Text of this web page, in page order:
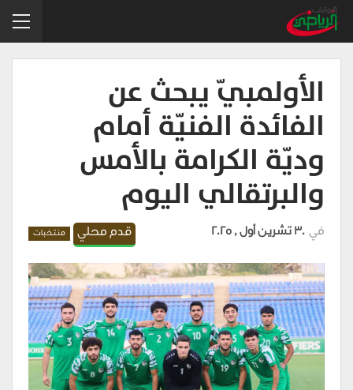
الأولمبيّ يبحث عن
الفائدة الفنيّة أمام
وديّة الكرامة بالأمس
والبرتقالي اليوم
قدم محلي منتخبات في 30 تشرين أول , 2025